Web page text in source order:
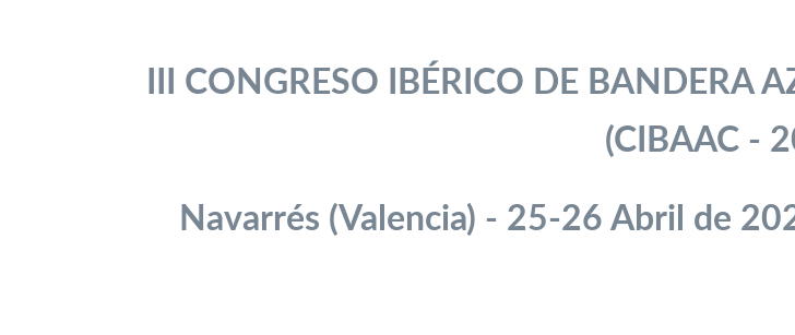
III CONGRESO IBÉRICO DE BANDERA
(CIBAAC -
Navarrés (Valencia) - 25-26 Abril de